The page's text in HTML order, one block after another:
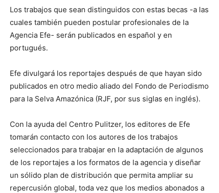
Los trabajos que sean distinguidos con estas becas -a las
cuales también pueden postular profesionales de la
Agencia Efe- serán publicados en español y en
portugués.
Efe divulgará los reportajes después de que hayan sido
publicados en otro medio aliado del Fondo de Periodismo
para la Selva Amazónica (RJF, por sus siglas en inglés).
Con la ayuda del Centro Pulitzer, los editores de Efe
tomarán contacto con los autores de los trabajos
seleccionados para trabajar en la adaptación de algunos
de los reportajes a los formatos de la agencia y diseñar
un sólido plan de distribución que permita ampliar su
repercusión global, toda vez que los medios abonados a